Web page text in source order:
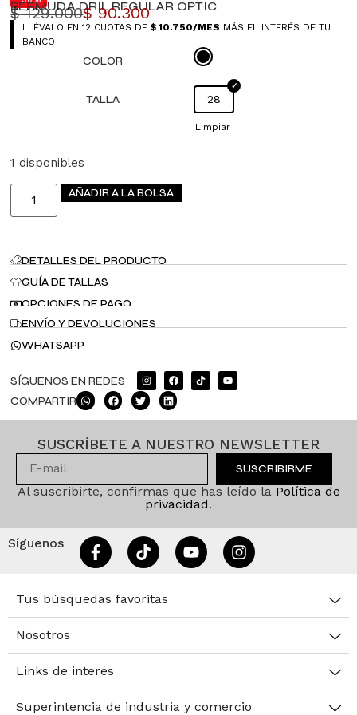
BERMUDA DRIL REGULAR OPTIC
$129.000$90.300
LLÉVALO EN 12 CUOTAS DE$ 10.750/MES MÁS EL INTERÉS DE TU
BANCO
COLOR
TALLA 28
Limpiar
1 disponibles
AÑADIR A LA BOLSA
DETALLES DEL PRODUCTO
GUÍA DE TALLAS
OPCIONES DE PAGO
ENVÍO Y DEVOLUCIONES
WHATSAPP
SÍGUENOS EN REDES
COMPARTIR
SUSCRÍBETE A NUESTRO NEWSLETTER
SUSCRIBIRME
Al suscribirte, confirmas que has leído la Política de
privacidad.
Síguenos
Tus búsquedas favoritas
Nosotros
Links de interés
Superintencia de industria y comercio